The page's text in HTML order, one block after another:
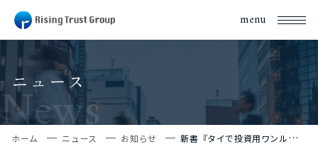
menu
News
ニュース
ホーム ニュース お知らせ 新書『タイで投資用ワンルームマンションを建ててみた！』出版のお知らせ